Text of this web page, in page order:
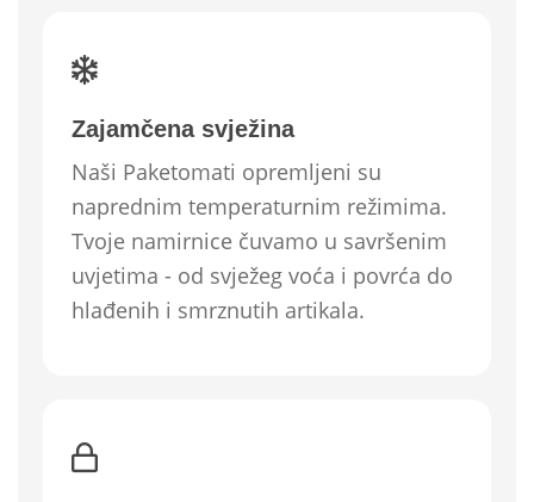
Zajamčena svježina
Naši Paketomati opremljeni su
naprednim temperaturnim režimima.
Tvoje namirnice čuvamo u savršenim
uvjetima - od svježeg voća i povrća do
hlađenih i smrznutih artikala.